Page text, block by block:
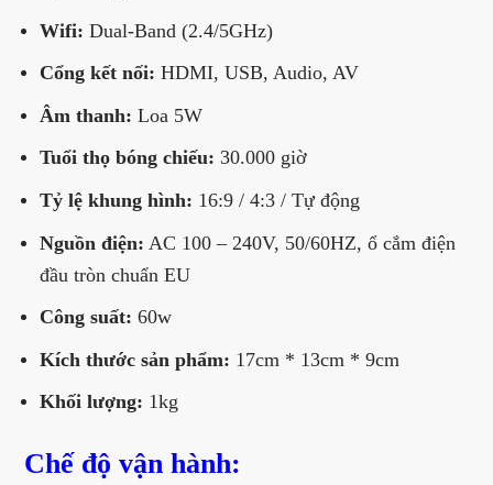
Wifi: Dual-Band (2.4/5GHz)
Cổng kết nối: HDMI, USB, Audio, AV
Âm thanh: Loa 5W
Tuổi thọ bóng chiếu: 30.000 giờ
Tỷ lệ khung hình: 16:9 / 4:3 / Tự động
Nguồn điện: AC 100 – 240V, 50/60HZ, ổ cắm điện
đầu tròn chuẩn EU
Công suất: 60w
Kích thước sản phẩm: 17cm * 13cm * 9cm
Khối lượng: 1kg
Chế độ vận hành: